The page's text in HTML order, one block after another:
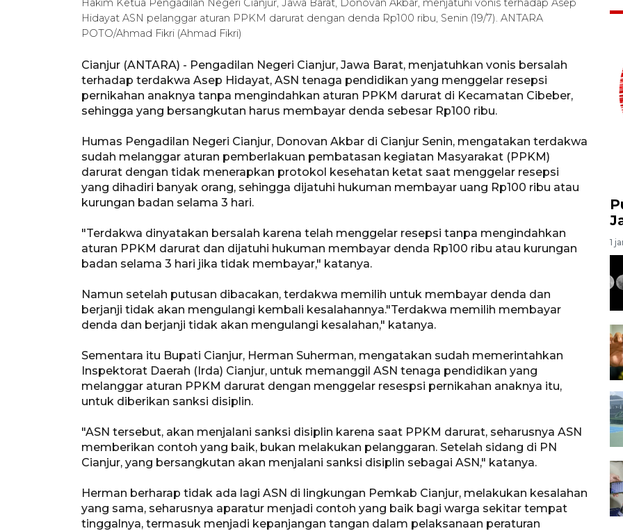
Hakim Ketua Pengadilan Negeri Cianjur, Jawa Barat, Donovan Akbar, menjatuhi vonis terhadap Asep
Hidayat ASN pelanggar aturan PPKM darurat dengan denda Rp100 ribu, Senin (19/7). ANTARA
POTO/Ahmad Fikri (Ahmad Fikri)
Cianjur (ANTARA) - Pengadilan Negeri Cianjur, Jawa Barat, menjatuhkan vonis bersalah
terhadap terdakwa Asep Hidayat, ASN tenaga pendidikan yang menggelar resepsi
pernikahan anaknya tanpa mengindahkan aturan PPKM darurat di Kecamatan Cibeber,
sehingga yang bersangkutan harus membayar denda sebesar Rp100 ribu.
Humas Pengadilan Negeri Cianjur, Donovan Akbar di Cianjur Senin, mengatakan terdakwa
sudah melanggar aturan pemberlakuan pembatasan kegiatan Masyarakat (PPKM)
darurat dengan tidak menerapkan protokol kesehatan ketat saat menggelar resepsi
yang dihadiri banyak orang, sehingga dijatuhi hukuman membayar uang Rp100 ribu atau
kurungan badan selama 3 hari.
"Terdakwa dinyatakan bersalah karena telah menggelar resepsi tanpa mengindahkan
aturan PPKM darurat dan dijatuhi hukuman membayar denda Rp100 ribu atau kurungan
badan selama 3 hari jika tidak membayar," katanya.
Namun setelah putusan dibacakan, terdakwa memilih untuk membayar denda dan
berjanji tidak akan mengulangi kembali kesalahannya."Terdakwa memilih membayar
denda dan berjanji tidak akan mengulangi kesalahan," katanya.
Sementara itu Bupati Cianjur, Herman Suherman, mengatakan sudah memerintahkan
Inspektorat Daerah (Irda) Cianjur, untuk memanggil ASN tenaga pendidikan yang
melanggar aturan PPKM darurat dengan menggelar resespsi pernikahan anaknya itu,
untuk diberikan sanksi disiplin.
"ASN tersebut, akan menjalani sanksi disiplin karena saat PPKM darurat, seharusnya ASN
memberikan contoh yang baik, bukan melakukan pelanggaran. Setelah sidang di PN
Cianjur, yang bersangkutan akan menjalani sanksi disiplin sebagai ASN," katanya.
Herman berharap tidak ada lagi ASN di lingkungan Pemkab Cianjur, melakukan kesalahan
yang sama, seharusnya aparatur menjadi contoh yang baik bagi warga sekitar tempat
tinggalnya, termasuk menjadi kepanjangan tangan dalam pelaksanaan peraturan
1